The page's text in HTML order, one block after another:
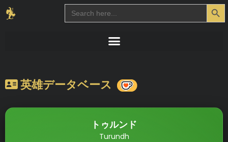
Search
for:
Search Button
英雄データベース
トゥルンド
Turundh